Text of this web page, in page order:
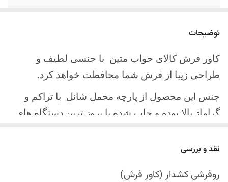
ارسال کالا
آینده
توضیحات
کاور فرش کالای خواب متین با جنسی لطیف و
طراحی زیبا از فرش شما محافظت خواهد کرد.
جنس این محصول از پارچه مخمل شانل با تراکم و
گراماژ بالا بوده و چاپ شده با بروز ترین دستگاه های
چهار گوشه این محصول با کش باکیفیت دوخته‌شده
نقد و بررسی
روفرشی کشدار (کاور فرش)